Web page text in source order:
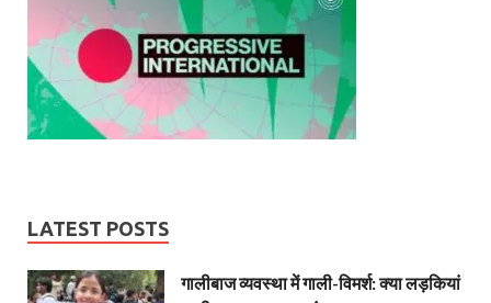
LATEST POSTS
गालीबाज व्‍यवस्‍था में गाली-विमर्श: क्या लड़कियां